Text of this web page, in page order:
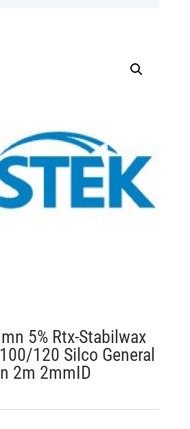
5% Rtx-Stabilwax
120 Silco General
2m 2mmID